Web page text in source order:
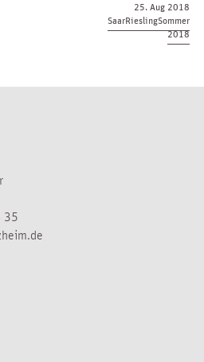
25. Aug 2018
SaarRieslingSommer
2018
35